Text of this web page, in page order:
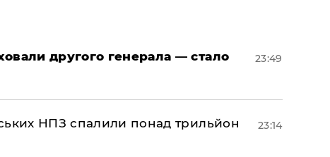
другого генерала — стало
23:49
НПЗ спалили понад трильйон
23:14